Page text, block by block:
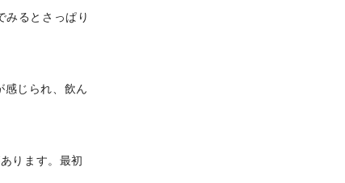
みるとさっぱり
感じられ、飲ん
ります。最初